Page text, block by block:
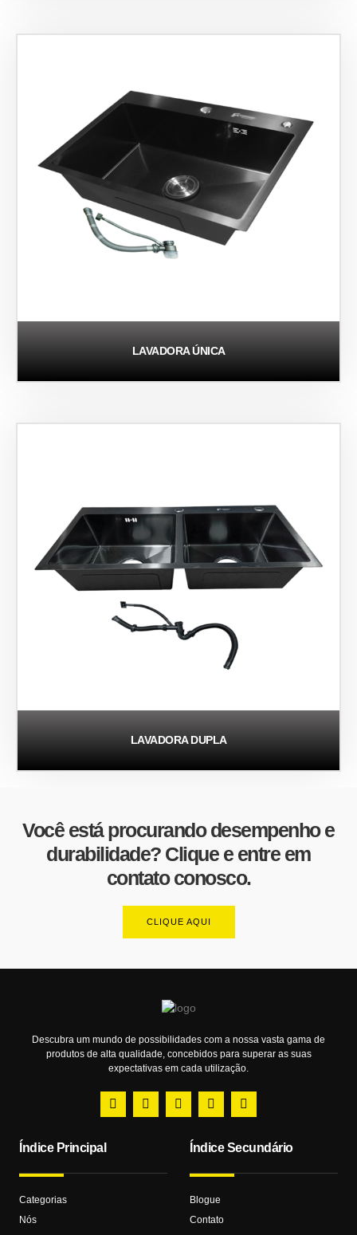
LAVADORA ÚNICA
LAVADORA DUPLA
Você está procurando desempenho e
durabilidade? Clique e entre em
contato conosco.
CLIQUE AQUI
Descubra um mundo de possibilidades com a nossa vasta gama de
produtos de alta qualidade, concebidos para superar as suas
expectativas em cada utilização.
Índice Principal
Categorias
Nós
Índice Secundário
Blogue
Contato